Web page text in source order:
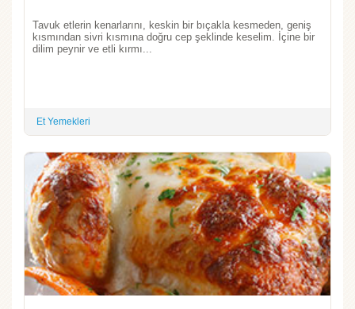
Tavuk etlerin kenarlarını, keskin bir bıçakla kesmeden, geniş
kısmından sivri kısmına doğru cep şeklinde keselim. İçine bir
dilim peynir ve etli kırmı...
Et Yemekleri